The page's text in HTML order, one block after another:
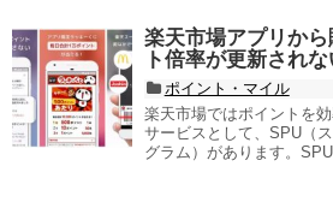
楽天市場アプリか
ト倍率が更新され
ポイント・マイル
楽天市場ではポイントを
サービスとして、SPU（
グラム）があります。